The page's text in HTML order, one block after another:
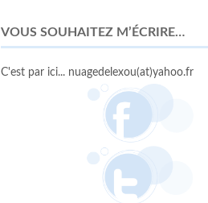
VOUS SOUHAITEZ M’ÉCRIRE…
C'est par ici... nuagedelexou(at)yahoo.fr